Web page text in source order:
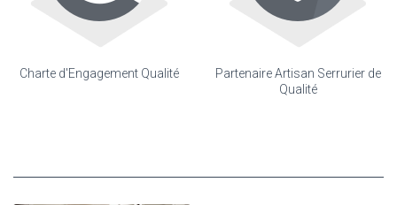
Charte d'Engagement Qualité
Partenaire Artisan Serrurier de
Qualité